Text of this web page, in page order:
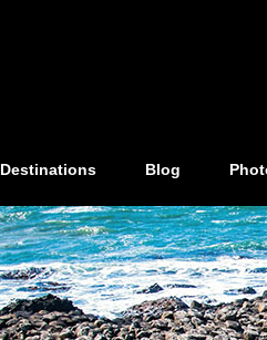
Destinations Blog